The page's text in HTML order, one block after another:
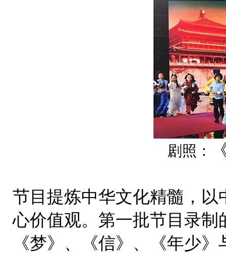
剧照：
节目提炼中华文化精髓，以
心价值观。第一批节目录
《梦》、《信》、《年少